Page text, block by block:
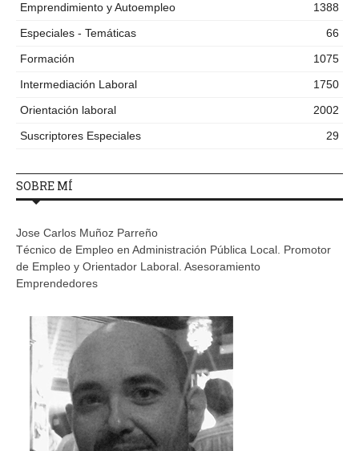
Emprendimiento y Autoempleo
1388
Especiales - Temáticas
66
Formación
1075
Intermediación Laboral
1750
Orientación laboral
2002
Suscriptores Especiales
29
SOBRE MÍ
Jose Carlos Muñoz Parreño
Técnico de Empleo en Administración Pública Local. Promotor
de Empleo y Orientador Laboral. Asesoramiento
Emprendedores